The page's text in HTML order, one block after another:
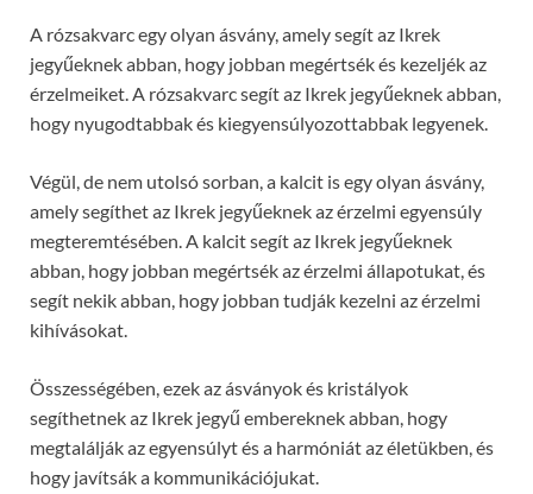
A rózsakvarc egy olyan ásvány, amely segít az Ikrek
jegyűeknek abban, hogy jobban megértsék és kezeljék az
érzelmeiket. A rózsakvarc segít az Ikrek jegyűeknek abban,
hogy nyugodtabbak és kiegyensúlyozottabbak legyenek.
Végül, de nem utolsó sorban, a kalcit is egy olyan ásvány,
amely segíthet az Ikrek jegyűeknek az érzelmi egyensúly
megteremtésében. A kalcit segít az Ikrek jegyűeknek
abban, hogy jobban megértsék az érzelmi állapotukat, és
segít nekik abban, hogy jobban tudják kezelni az érzelmi
kihívásokat.
Összességében, ezek az ásványok és kristályok
segíthetnek az Ikrek jegyű embereknek abban, hogy
megtalálják az egyensúlyt és a harmóniát az életükben, és
hogy javítsák a kommunikációjukat.